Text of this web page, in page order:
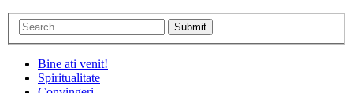
Submit
Bine ati venit!
Spiritualitate